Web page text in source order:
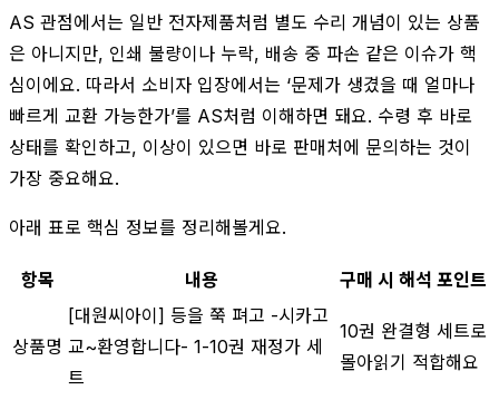
AS 관점에서는 일반 전자제품처럼 별도 수리 개념이 있는 상품
은 아니지만, 인쇄 불량이나 누락, 배송 중 파손 같은 이슈가 핵
심이에요. 따라서 소비자 입장에서는 ‘문제가 생겼을 때 얼마나
빠르게 교환 가능한가’를 AS처럼 이해하면 돼요. 수령 후 바로
상태를 확인하고, 이상이 있으면 바로 판매처에 문의하는 것이
가장 중요해요.
아래 표로 핵심 정보를 정리해볼게요.
항목 내용 구매 시 해석 포인트
상품명
[대원씨아이] 등을 쭉 펴고 -시카고
교~환영합니다- 1-10권 재정가 세
트
10권 완결형 세트로
몰아읽기 적합해요